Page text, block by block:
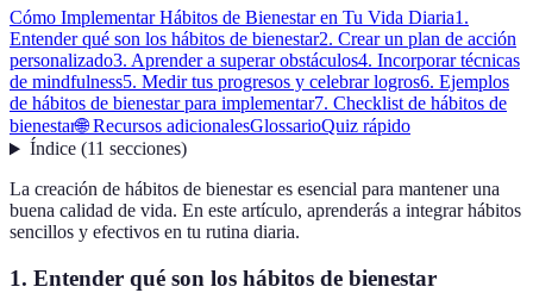
Cómo Implementar Hábitos de Bienestar en Tu Vida Diaria1.
Entender qué son los hábitos de bienestar2. Crear un plan de acción
personalizado3. Aprender a superar obstáculos4. Incorporar técnicas
de mindfulness5. Medir tus progresos y celebrar logros6. Ejemplos
de hábitos de bienestar para implementar7. Checklist de hábitos de
bienestar🌐 Recursos adicionalesGlossarioQuiz rápido
Índice(11 secciones)
La creación de hábitos de bienestar es esencial para mantener una
buena calidad de vida. En este artículo, aprenderás a integrar hábitos
sencillos y efectivos en tu rutina diaria.
1. Entender qué son los hábitos de bienestar